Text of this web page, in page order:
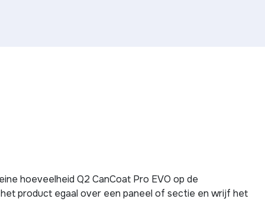
hoeveelheid Q2 CanCoat Pro EVO op de
product egaal over een paneel of sectie en wrijf het